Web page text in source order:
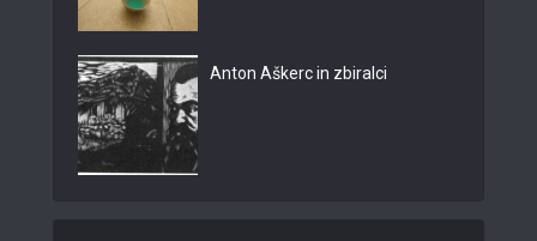
Anton Aškerc in zbiralci